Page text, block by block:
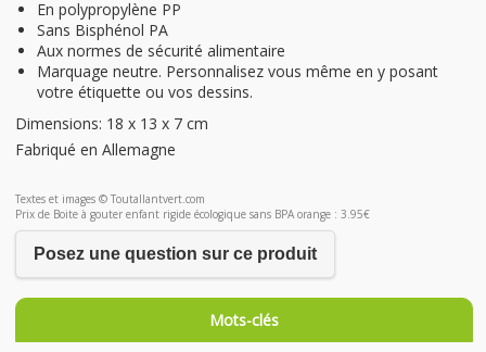
​En polypropylène PP
Sans Bisphénol PA
Aux normes de sécurité alimentaire
​Marquage neutre. Personnalisez vous même en y posant
votre étiquette ou vos dessins.
Dimensions: 18 x 13 x 7 cm
​Fabriqué en Allemagne
Textes et images © Toutallantvert.com
Prix de Boite à gouter enfant rigide écologique sans BPA orange : 3.95€
Posez une question sur ce produit
Mots-clés